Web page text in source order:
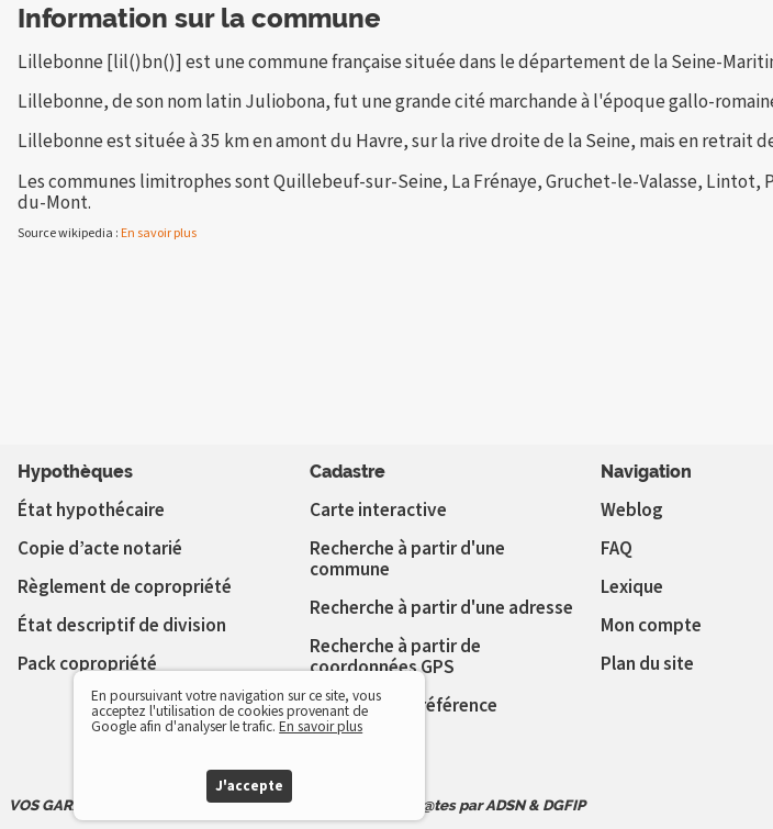
En poursuivant votre navigation sur ce site, vous
acceptez l'utilisation de cookies provenant de
Google afin d'analyser le trafic.En savoir plus
J'accepte
Information sur la commune
Lillebonne [lil()bn()] est une commune française située dans le département de la Seine-
Lillebonne, de son nom latin Juliobona, fut une grande cité marchande à l'époque gallo-
Lillebonne est située à 35 km en amont du Havre, sur la rive droite de la Seine, mais en retrait
Les communes limitrophes sont Quillebeuf-sur-Seine, La Frénaye, Gruchet-le-Valasse,
du-Mont.
Source wikipedia : En savoir plus
Hypothèques
État hypothécaire
Copie d’acte notarié
Règlement de copropriété
État descriptif de division
Pack copropriété
Cadastre
Carte interactive
Recherche à partir d'une
commune
Recherche à partir d'une adresse
Recherche à partir de
coordonnées GPS
Vérifier votre référence
cadastrale
Navigation
Weblog
FAQ
Lexique
Mon compte
Plan du site
VOS GARANTIES: HYPO Express est un service labélisé télé@tes par ADSN & DGFIP